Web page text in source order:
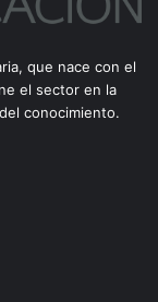
que nace con el
el sector en la
conocimiento.